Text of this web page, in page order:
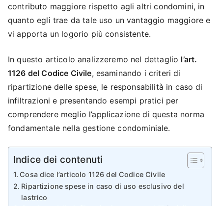
contributo maggiore rispetto agli altri condomini, in
quanto egli trae da tale uso un vantaggio maggiore e
vi apporta un logorio più consistente.
In questo articolo analizzeremo nel dettaglio l’art.
1126 del Codice Civile, esaminando i criteri di
ripartizione delle spese, le responsabilità in caso di
infiltrazioni e presentando esempi pratici per
comprendere meglio l’applicazione di questa norma
fondamentale nella gestione condominiale.
Indice dei contenuti
Cosa dice l’articolo 1126 del Codice Civile
Ripartizione spese in caso di uso esclusivo del
lastrico